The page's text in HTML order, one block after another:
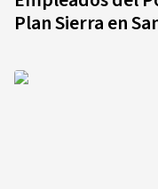
Plan Sierra en